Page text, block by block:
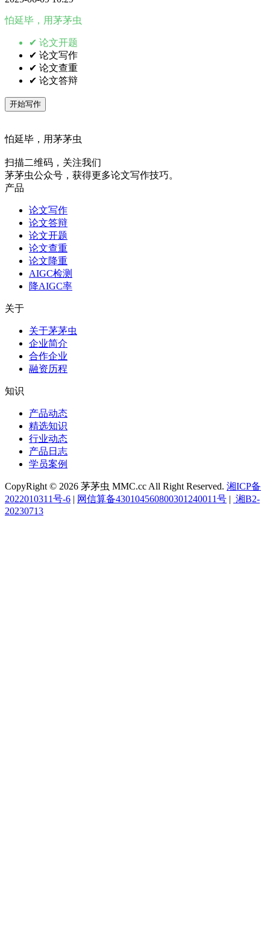
怕延毕，用茅茅虫
✔ 论文开题
✔ 论文写作
✔ 论文查重
✔ 论文答辩
开始写作
怕延毕，用茅茅虫
扫描二维码，关注我们
茅茅虫公众号，获得更多论文写作技巧。
产品
论文写作
论文答辩
论文开题
论文查重
论文降重
AIGC检测
降AIGC率
关于
关于茅茅虫
企业简介
合作企业
融资历程
知识
产品动态
精选知识
行业动态
产品日志
学员案例
CopyRight © 2026 茅茅虫 MMC.cc All Right Reserved. 湘ICP备
2022010311号-6 | 网信算备430104560800301240011号 | 湘B2-
20230713